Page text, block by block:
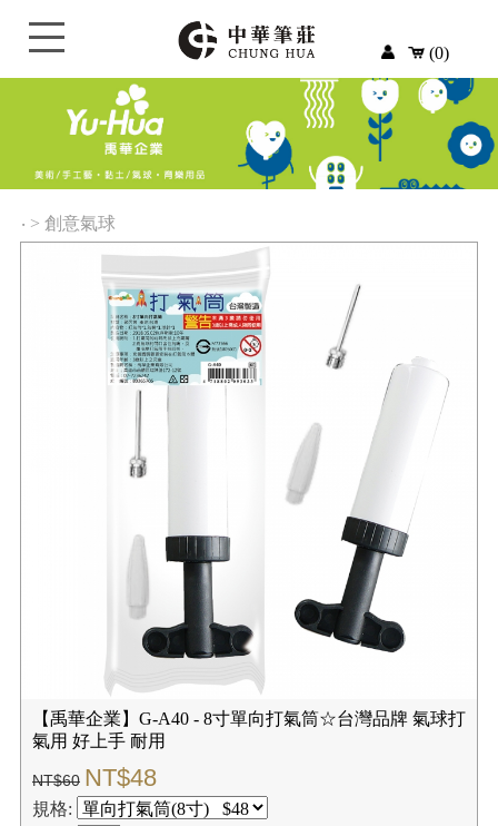
(0)
‧ > 創意氣球
【禹華企業】G-A40 - 8寸單向打氣筒☆台灣品牌 氣球打
氣用 好上手 耐用
NT$60 NT$48
規格: